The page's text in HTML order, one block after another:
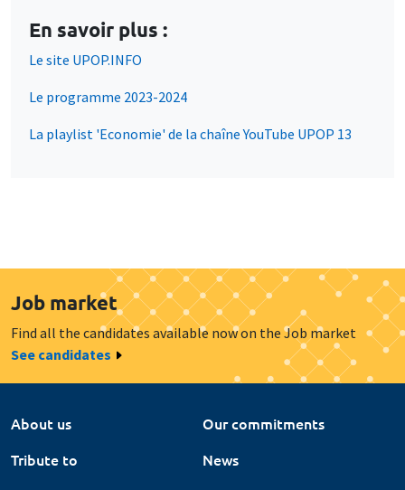
En savoir plus :
Le site UPOP.INFO
Le programme 2023-2024
La playlist 'Economie' de la chaîne YouTube UPOP 13
Job market
Find all the candidates available now on the Job market
See candidates
About us
Our commitments
Tribute to
News